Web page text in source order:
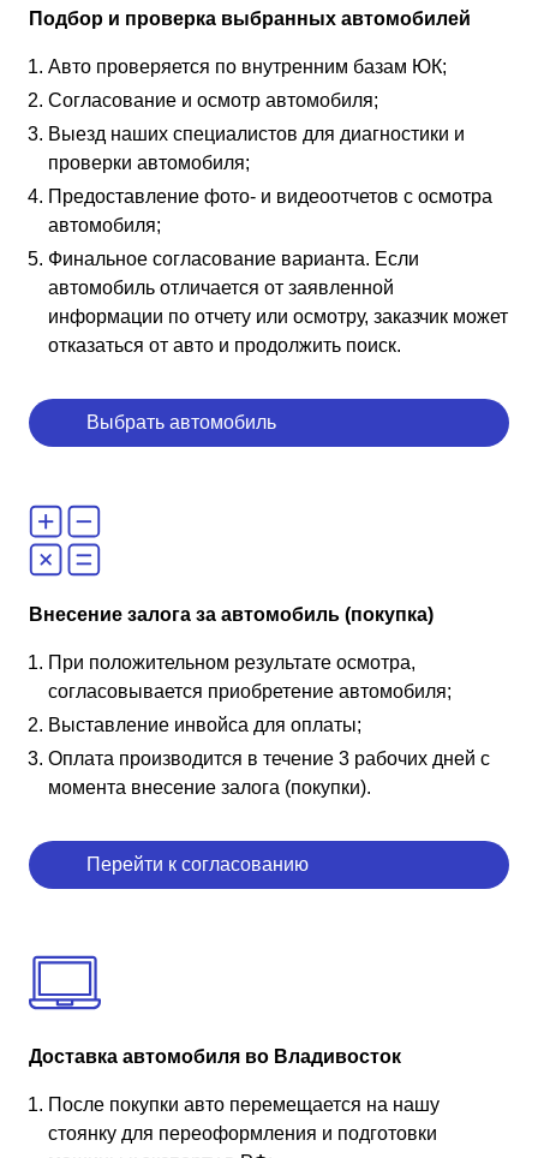
Подбор и проверка выбранных автомобилей
Авто проверяется по внутренним базам ЮК;
Согласование и осмотр автомобиля;
Выезд наших специалистов для диагностики и
проверки автомобиля;
Предоставление фото- и видеоотчетов с осмотра
автомобиля;
Финальное согласование варианта. Если
автомобиль отличается от заявленной
информации по отчету или осмотру, заказчик может
отказаться от авто и продолжить поиск.
Выбрать автомобиль
Внесение залога за автомобиль (покупка)
При положительном результате осмотра,
согласовывается приобретение автомобиля;
Выставление инвойса для оплаты;
Оплата производится в течение 3 рабочих дней с
момента внесение залога (покупки).
Перейти к согласованию
Доставка автомобиля во Владивосток
После покупки авто перемещается на нашу
стоянку для переоформления и подготовки